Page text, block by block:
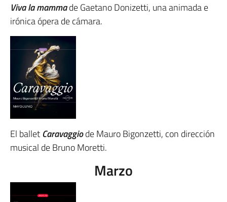
Viva la mammade Gaetano Donizetti, una animada e
irónica ópera de cámara.
El ballet Caravaggiode Mauro Bigonzetti, con dirección
musical de Bruno Moretti.
Marzo